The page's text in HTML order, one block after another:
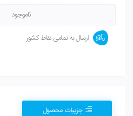
ناموجود
ارسال به تمامی نقاط کشور
جزییات محصول